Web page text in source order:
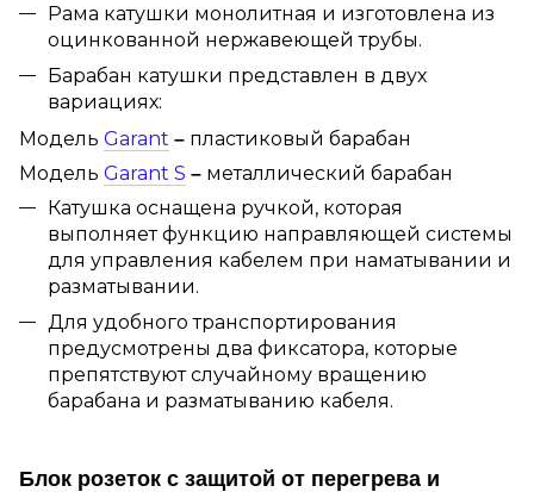
Рама катушки монолитная и изготовлена из
оцинкованной нержавеющей трубы.
Барабан катушки представлен в двух
вариациях:
Модель Garant – пластиковый барабан
Модель Garant S – металлический барабан
Катушка оснащена ручкой, которая
выполняет функцию направляющей системы
для управления кабелем при наматывании и
разматывании.
Для удобного транспортирования
предусмотрены два фиксатора, которые
препятствуют случайному вращению
барабана и разматыванию кабеля.
Блок розеток с защитой от перегрева и